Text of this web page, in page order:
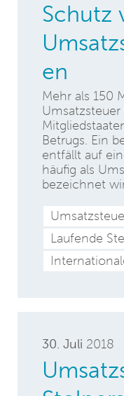
Schutz
en
Mehr als 150
Betrugs. Ein
entfällt auf
häufig als
bezeichnet
Laufende
30. Juli 2018